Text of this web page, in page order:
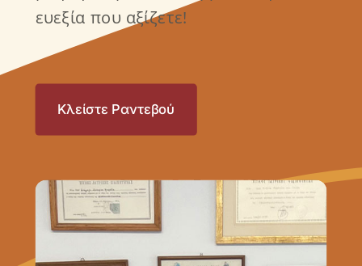
ευεξία που αξίζετε!
Κλείστε Ραντεβού